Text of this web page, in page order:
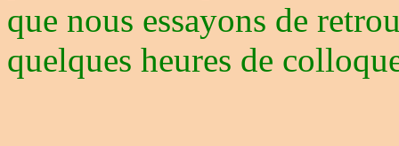
que nous essayons de
quelques heures de